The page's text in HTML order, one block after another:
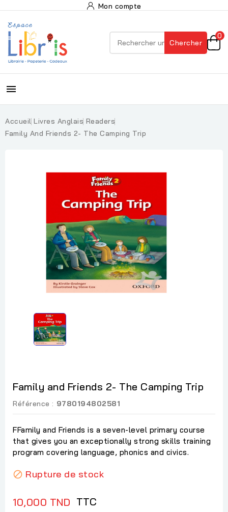
Mon compte
Chercher
0

Accueil Livres Anglais Readers
Family And Friends 2- The Camping Trip
Family and Friends 2- The Camping Trip
Référence : 9780194802581
FFamily and Friends is a seven-level primary course
that gives you an exceptionally strong skills training
program covering language, phonics and civics.
 Rupture de stock
10,000 TND TTC